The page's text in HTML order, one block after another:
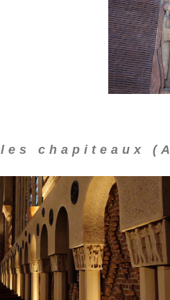
les chapiteaux